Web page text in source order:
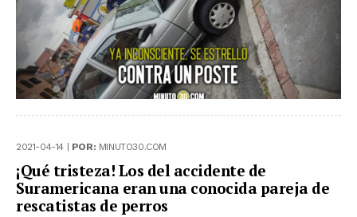
2021-04-14 | POR: MINUTO30.COM
¡Qué tristeza! Los del accidente de
Suramericana eran una conocida pareja de
rescatistas de perros